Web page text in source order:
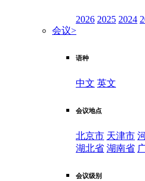
2026 2025 2024
会议>
语种
中文 英文
会议地点
北京市 天津市
湖北省 湖南省
会议级别